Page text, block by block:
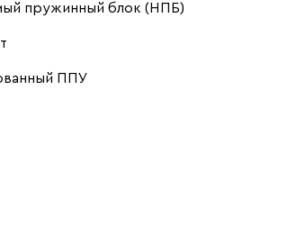
пружинный блок (НПБ)
ППУ